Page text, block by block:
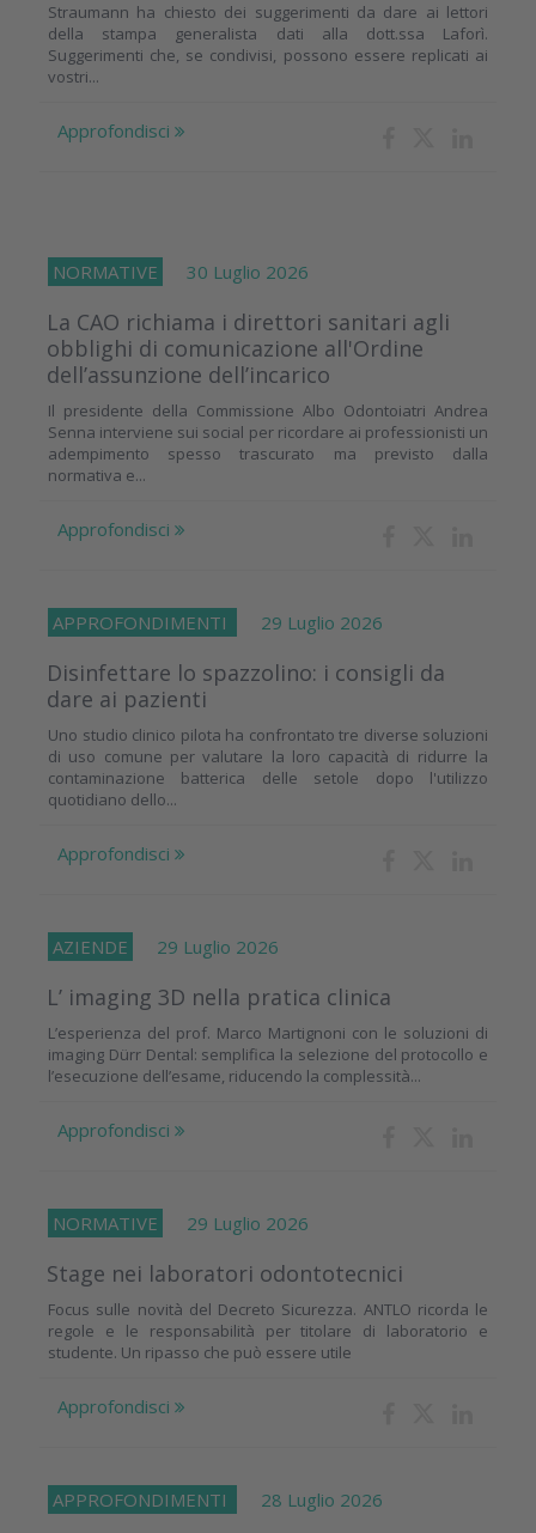
Straumann ha chiesto dei suggerimenti da dare ai lettori
della stampa generalista dati alla dott.ssa Laforì.
Suggerimenti che, se condivisi, possono essere replicati ai
vostri...
Approfondisci
NORMATIVE 30 Luglio 2026
La CAO richiama i direttori sanitari agli
obblighi di comunicazione all'Ordine
dell’assunzione dell’incarico
Il presidente della Commissione Albo Odontoiatri Andrea
Senna interviene sui social per ricordare ai professionisti un
adempimento spesso trascurato ma previsto dalla
normativa e...
Approfondisci
APPROFONDIMENTI 29 Luglio 2026
Disinfettare lo spazzolino: i consigli da
dare ai pazienti
Uno studio clinico pilota ha confrontato tre diverse soluzioni
di uso comune per valutare la loro capacità di ridurre la
contaminazione batterica delle setole dopo l'utilizzo
quotidiano dello...
Approfondisci
AZIENDE 29 Luglio 2026
L’ imaging 3D nella pratica clinica
L’esperienza del prof. Marco Martignoni con le soluzioni di
imaging Dürr Dental: semplifica la selezione del protocollo e
l’esecuzione dell’esame, riducendo la complessità...
Approfondisci
NORMATIVE 29 Luglio 2026
Stage nei laboratori odontotecnici
Focus sulle novità del Decreto Sicurezza. ANTLO ricorda le
regole e le responsabilità per titolare di laboratorio e
studente. Un ripasso che può essere utile
Approfondisci
APPROFONDIMENTI 28 Luglio 2026